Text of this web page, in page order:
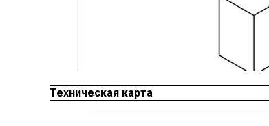
Техническая карта